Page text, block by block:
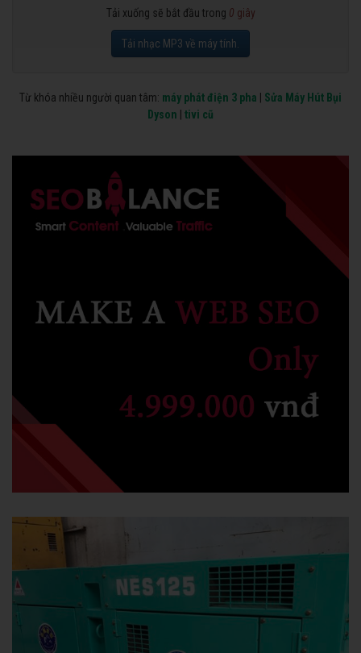
Tải xuống sẽ bắt đầu trong 0 giây
Tải nhạc MP3 về máy tính.
Từ khóa nhiều người quan tâm: máy phát điện 3 pha
Sửa Máy Hút Bụi
Dyson
tivi cũ